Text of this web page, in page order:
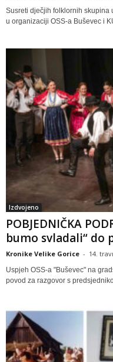
Susreti dječjih folklornih skupina
u organizaciji OSS-a Buševec i
Izdvojeno
POBJEDNIČKA
bumo svladali“ do
Kronike Velike Gorice - 14.
Uspjeh OSS-a "Buševec" na
povod za razgovor s